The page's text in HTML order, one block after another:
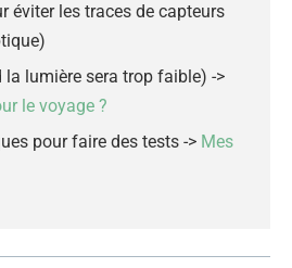
éviter les traces de capteurs
la lumière sera trop faible) ->
le voyage ?
pour faire des tests -> Mes